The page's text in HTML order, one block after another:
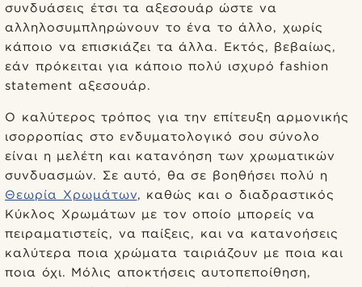
συνδυάσεις έτσι τα αξεσουάρ ώστε να
αλληλοσυμπληρώνουν το ένα το άλλο, χωρίς
κάποιο να επισκιάζει τα άλλα. Εκτός, βεβαίως,
εάν πρόκειται για κάποιο πολύ ισχυρό fashion
statement αξεσουάρ.
Ο καλύτερος τρόπος για την επίτευξη αρμονικής
ισορροπίας στο ενδυματολογικό σου σύνολο
είναι η μελέτη και κατανόηση των χρωματικών
συνδυασμών. Σε αυτό, θα σε βοηθήσει πολύ η
Θεωρία Χρωμάτων, καθώς και ο διαδραστικός
Κύκλος Χρωμάτων με τον οποίο μπορείς να
πειραματιστείς, να παίξεις, και να κατανοήσεις
καλύτερα ποια χρώματα ταιριάζουν με ποια και
ποια όχι. Μόλις αποκτήσεις αυτοπεποίθηση,